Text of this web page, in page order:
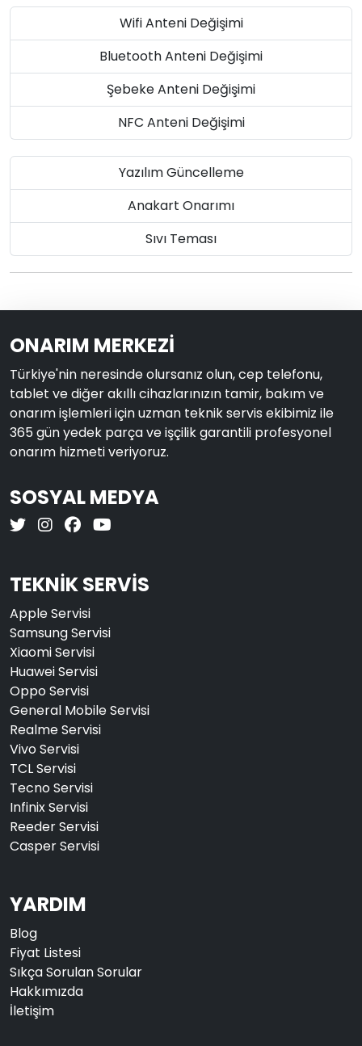
Wifi Anteni Değişimi
Bluetooth Anteni Değişimi
Şebeke Anteni Değişimi
NFC Anteni Değişimi
Yazılım Güncelleme
Anakart Onarımı
Sıvı Teması
ONARIM MERKEZİ
Türkiye'nin neresinde olursanız olun, cep telefonu,
tablet ve diğer akıllı cihazlarınızın tamir, bakım ve
onarım işlemleri için uzman teknik servis ekibimiz ile
365 gün yedek parça ve işçilik garantili profesyonel
onarım hizmeti veriyoruz.
SOSYAL MEDYA
TEKNİK SERVİS
Apple Servisi
Samsung Servisi
Xiaomi Servisi
Huawei Servisi
Oppo Servisi
General Mobile Servisi
Realme Servisi
Vivo Servisi
TCL Servisi
Tecno Servisi
Infinix Servisi
Reeder Servisi
Casper Servisi
YARDIM
Blog
Fiyat Listesi
Sıkça Sorulan Sorular
Hakkımızda
İletişim